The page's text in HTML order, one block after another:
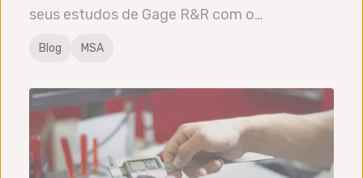
seus estudos de Gage R&R com o…
Blog MSA